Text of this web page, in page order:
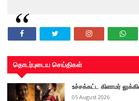
தொடர்புடைய செய்திகள்
உச்சக்கட்ட கிளாமர்
05 August 2026